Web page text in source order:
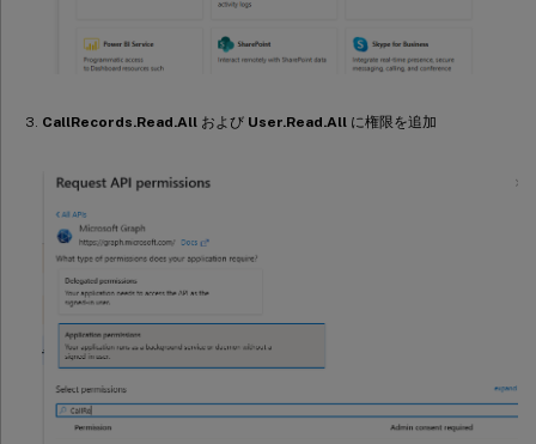
CallRecords.Read.All および User.Read.All に権限を追加